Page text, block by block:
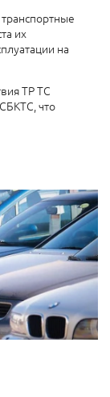
их
на
ТР ТС
что